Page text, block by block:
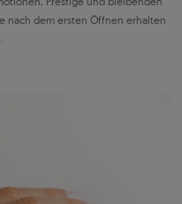
nach dem ersten Öffnen erhalten